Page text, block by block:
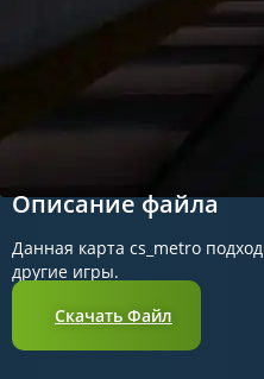
Описание файла
Данная карта cs_metro
другие игры.
Скачать Файл